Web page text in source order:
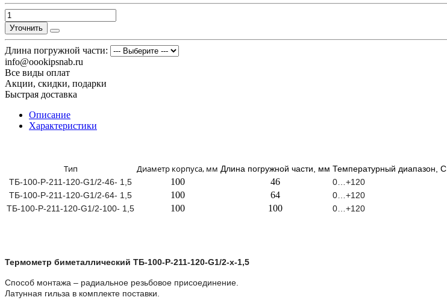
Уточнить
Длина погружной части:
info@oookipsnab.ru
Все виды оплат
Акции, скидки, подарки
Быстрая доставка
Описание
Характеристики
Тип Диаметр корпуса, мм Длина погружной части, мм Температурный диапазон, С
ТБ-100-Р-211-120-G1/2-46- 1,5
100 46 0…+120
ТБ-100-Р-211-120-G1/2-64- 1,5
100 64 0…+120
ТБ-100-Р-211-120-G1/2-100- 1,5
100 100 0…+120
Термометр биметаллический ТБ-100-Р-211-120-G1/2-х-1,5
Способ монтажа – радиальное резьбовое присоединение.
Латунная гильза в комплекте поставки.